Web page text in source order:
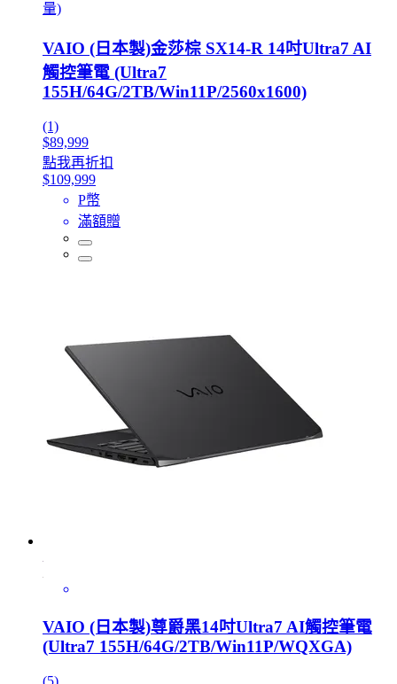
量)
VAIO (日本製)金莎棕 SX14-R 14吋Ultra7 AI
觸控筆電 (Ultra7
155H/64G/2TB/Win11P/2560x1600)
(1)
$89,999
點我再折扣
$109,999
P幣
滿額贈
VAIO (日本製)尊爵黑14吋Ultra7 AI觸控筆電
(Ultra7 155H/64G/2TB/Win11P/WQXGA)